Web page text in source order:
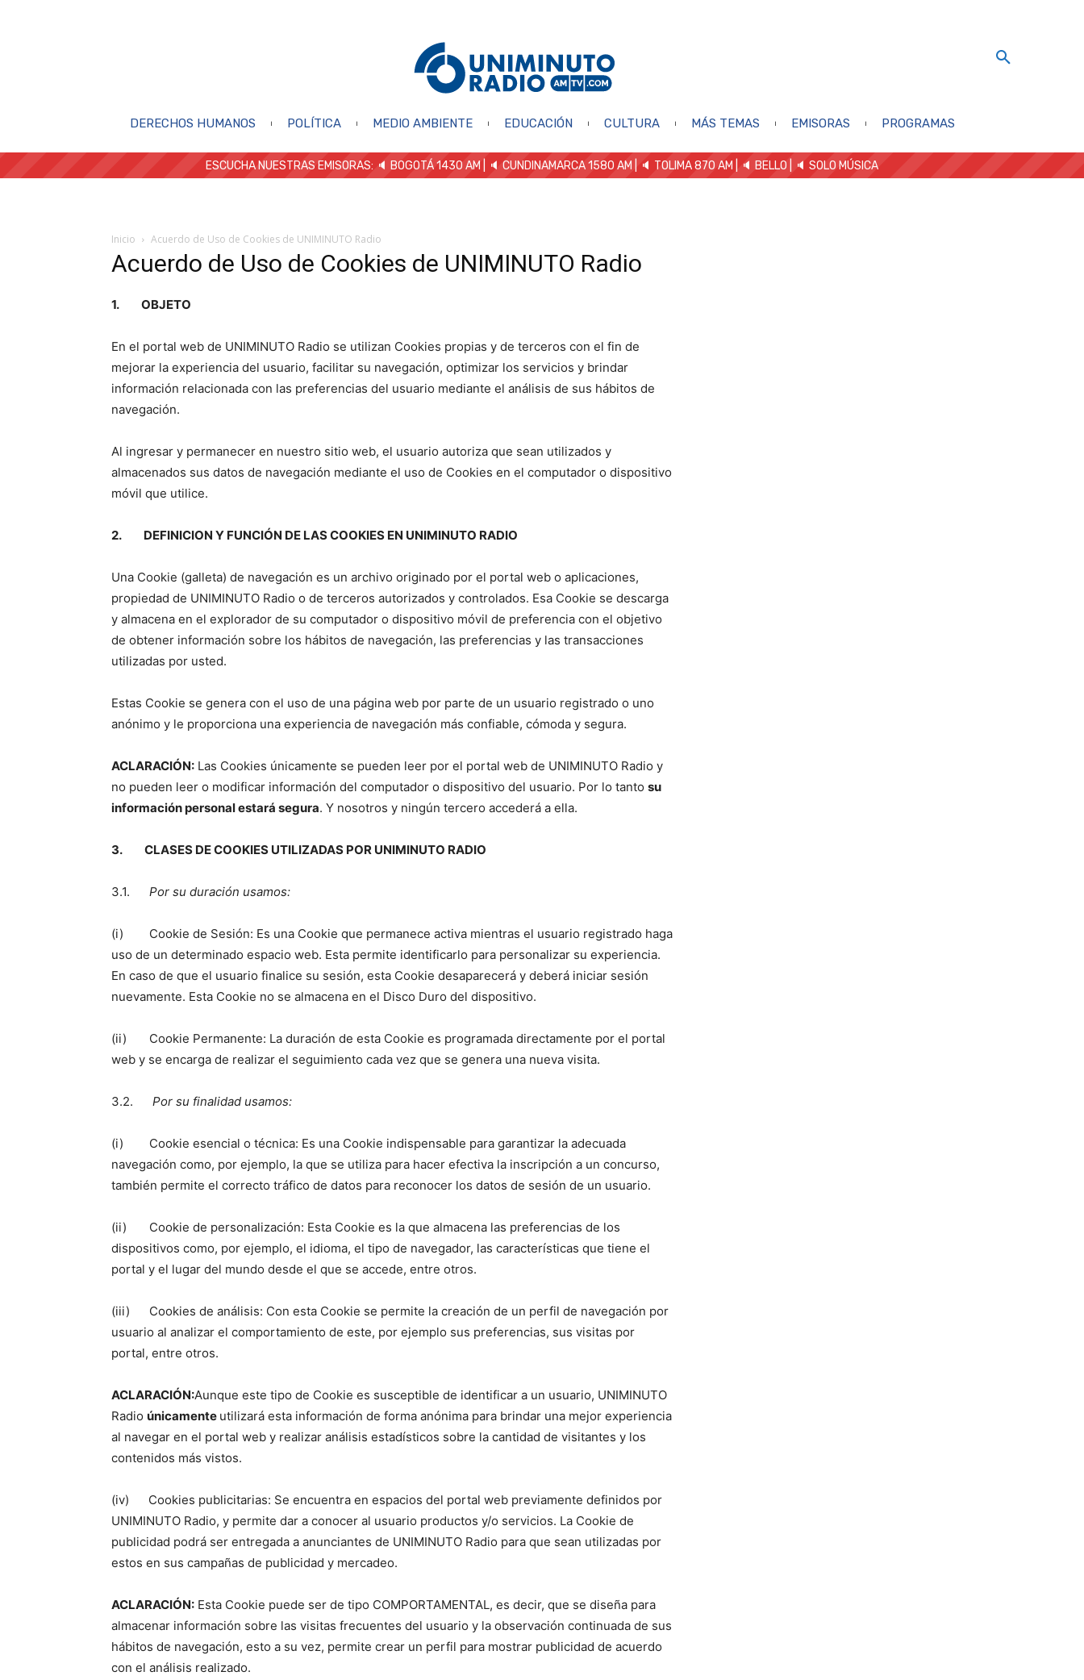
DERECHOS HUMANOS POLÍTICA MEDIO AMBIENTE EDUCACIÓN CULTURA MÁS TEMAS EMISORAS PROGRAMAS
ESCUCHA NUESTRAS EMISORAS: 🔈 BOGOTÁ 1430 AM | 🔈 CUNDINAMARCA 1580 AM | 🔈 TOLIMA 870 AM | 🔈 BELLO 🔈 SOLO MÚSICA
Inicio Acuerdo de Uso de Cookies de UNIMINUTO Radio
Acuerdo de Uso de Cookies de UNIMINUTO Radio
1. OBJETO
En el portal web de UNIMINUTO Radio se utilizan Cookies propias y de terceros con el fin de
mejorar la experiencia del usuario, facilitar su navegación, optimizar los servicios y brindar
información relacionada con las preferencias del usuario mediante el análisis de sus hábitos de
navegación.
Al ingresar y permanecer en nuestro sitio web, el usuario autoriza que sean utilizados y
almacenados sus datos de navegación mediante el uso de Cookies en el computador o dispositivo
móvil que utilice.
2. DEFINICION Y FUNCIÓN DE LAS COOKIES EN UNIMINUTO RADIO
Una Cookie (galleta) de navegación es un archivo originado por el portal web o aplicaciones,
propiedad de UNIMINUTO Radio o de terceros autorizados y controlados. Esa Cookie se descarga
y almacena en el explorador de su computador o dispositivo móvil de preferencia con el objetivo
de obtener información sobre los hábitos de navegación, las preferencias y las transacciones
utilizadas por usted.
Estas Cookie se genera con el uso de una página web por parte de un usuario registrado o uno
anónimo y le proporciona una experiencia de navegación más confiable, cómoda y segura.
ACLARACIÓN: Las Cookies únicamente se pueden leer por el portal web de UNIMINUTO Radio y
no pueden leer o modificar información del computador o dispositivo del usuario. Por lo tanto su
información personal estará segura. Y nosotros y ningún tercero accederá a ella.
3. CLASES DE COOKIES UTILIZADAS POR UNIMINUTO RADIO
3.1. Por su duración usamos:
(i) Cookie de Sesión: Es una Cookie que permanece activa mientras el usuario registrado haga
uso de un determinado espacio web. Esta permite identificarlo para personalizar su experiencia.
En caso de que el usuario finalice su sesión, esta Cookie desaparecerá y deberá iniciar sesión
nuevamente. Esta Cookie no se almacena en el Disco Duro del dispositivo.
(ii) Cookie Permanente: La duración de esta Cookie es programada directamente por el portal
web y se encarga de realizar el seguimiento cada vez que se genera una nueva visita.
3.2. Por su finalidad usamos:
(i) Cookie esencial o técnica: Es una Cookie indispensable para garantizar la adecuada
navegación como, por ejemplo, la que se utiliza para hacer efectiva la inscripción a un concurso,
también permite el correcto tráfico de datos para reconocer los datos de sesión de un usuario.
(ii) Cookie de personalización: Esta Cookie es la que almacena las preferencias de los
dispositivos como, por ejemplo, el idioma, el tipo de navegador, las características que tiene el
portal y el lugar del mundo desde el que se accede, entre otros.
(iii) Cookies de análisis: Con esta Cookie se permite la creación de un perfil de navegación por
usuario al analizar el comportamiento de este, por ejemplo sus preferencias, sus visitas por
portal, entre otros.
ACLARACIÓN:Aunque este tipo de Cookie es susceptible de identificar a un usuario, UNIMINUTO
Radio únicamente utilizará esta información de forma anónima para brindar una mejor experiencia
al navegar en el portal web y realizar análisis estadísticos sobre la cantidad de visitantes y los
contenidos más vistos.
(iv) Cookies publicitarias: Se encuentra en espacios del portal web previamente definidos por
UNIMINUTO Radio, y permite dar a conocer al usuario productos y/o servicios. La Cookie de
publicidad podrá ser entregada a anunciantes de UNIMINUTO Radio para que sean utilizadas por
estos en sus campañas de publicidad y mercadeo.
ACLARACIÓN: Esta Cookie puede ser de tipo COMPORTAMENTAL, es decir, que se diseña para
almacenar información sobre las visitas frecuentes del usuario y la observación continuada de sus
hábitos de navegación, esto a su vez, permite crear un perfil para mostrar publicidad de acuerdo
con el análisis realizado.